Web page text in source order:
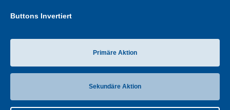
Buttons Invertiert
Primäre Aktion
Sekundäre Aktion